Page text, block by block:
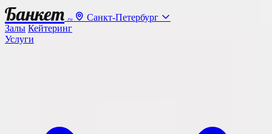
Банкет .ru
Санкт-Петербург
Залы Кейтеринг
Услуги